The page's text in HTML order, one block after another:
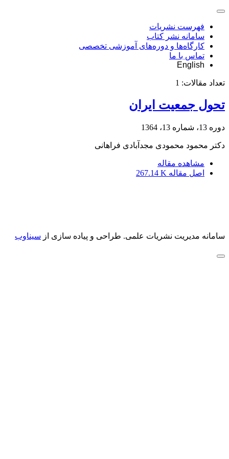
فهرست نشریات
سامانه نشر کتاب
کارگاه‌ها و دوره‌های آموزشی تخصصی
تماس با ما
English
تعداد مقالات: 1
تحول جمعیت ایران
دوره 13، شماره 13، 1364
دکتر محمود محمودی مجدآبادی فراهانی
مشاهده مقاله
اصل مقاله 267.14 K
سامانه مدیریت نشریات علمی. طراحی و پیاده سازی از سیناوب